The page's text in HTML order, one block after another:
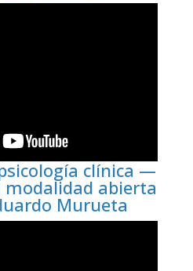
clínica —
modalidad abierta
Murueta